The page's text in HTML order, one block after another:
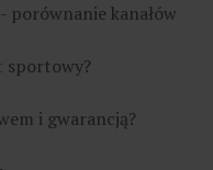
porównanie kanałów
sportowy?
i gwarancją?